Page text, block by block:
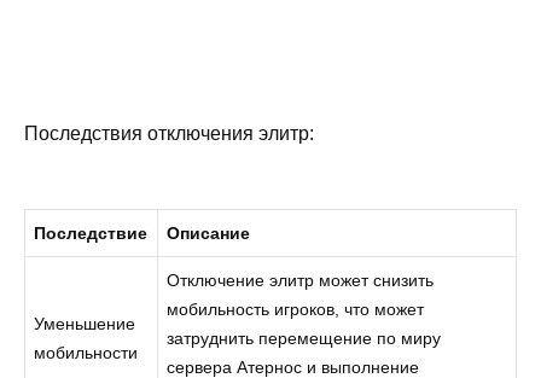
Последствия отключения элитр:
Последствие Описание
Уменьшение
мобильности
Отключение элитр может снизить
мобильность игроков, что может
затруднить перемещение по миру
сервера Атернос и выполнение